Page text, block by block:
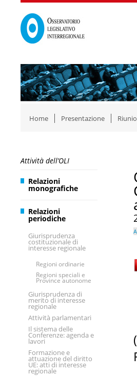
Home Presentazione
Attività dell’OLI
Relazioni
monografiche
Relazioni
periodiche
Giurisprudenza
costituzionale di
interesse regionale
Regioni ordinarie
Regioni speciali e
Province autonome
Giurisprudenza di
merito di interesse
regionale
Attività parlamentari
Il sistema delle
Conferenze: agenda e
lavori
Formazione e
attuazione del diritto
UE: atti di interesse
regionale